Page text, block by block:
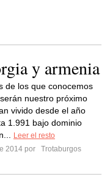
y armenia
de los que conocemos
nuestro próximo
vivido desde el año
1.991 bajo dominio
Leer el resto
2014 por
Trotaburgos